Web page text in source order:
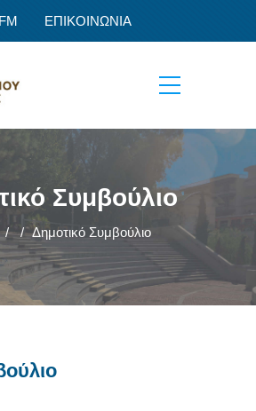
ΕΠΙΚΟΙΝΩΝΙΑ
Συμβούλιο
/ / Δημοτικό Συμβούλιο